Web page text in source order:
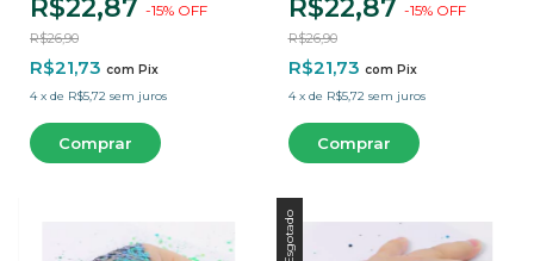
R$22,87 -15% OFF
R$26,90
R$21,73 com Pix
4 x de R$5,72 sem juros
R$22,87 -15% OFF
R$26,90
R$21,73 com Pix
4 x de R$5,72 sem juros
Esgotado